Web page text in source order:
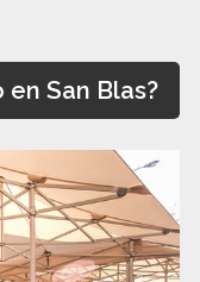
San Blas?